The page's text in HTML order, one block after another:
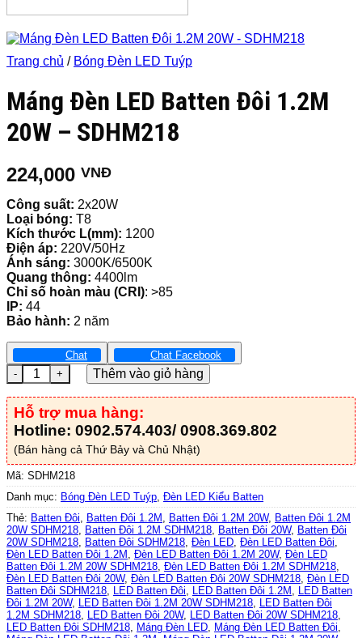
Trang chủ / Bóng Đèn LED Tuýp
Máng Đèn LED Batten Đôi 1.2M
20W – SDHM218
224,000 VNĐ
Công suất: 2x20W
Loại bóng: T8
Kích thước L(mm): 1200
Điện áp: 220V/50Hz
Ánh sáng: 3000K/6500K
Quang thông: 4400lm
Chỉ số hoàn màu (CRI): >85
IP: 44
Bảo hành: 2 năm
Chat Chat Facebook
Máng Đèn LED Batten Đôi 1.2M 20W - SDHM218 số lượng
Thêm vào giỏ hàng
Hỗ trợ mua hàng:
Hotline: 0902.574.403/ 0908.369.802
(Bán hàng cả Thứ Bảy và Chủ Nhật)
Mã: SDHM218
Danh mục: Bóng Đèn LED Tuýp Đèn LED Kiểu Batten
Thẻ: Batten Đôi Batten Đôi 1.2M Batten Đôi 1.2M 20W, Batten Đôi 1.2M
20W SDHM218
Batten Đôi 1.2M SDHM218 Batten Đôi 20W, Batten Đôi
20W SDHM218
Batten Đôi SDHM218 Đèn LED Đèn LED Batten Đôi
Đèn LED Batten Đôi 1.2M
Đèn LED Batten Đôi 1.2M 20W, Đèn LED
Batten Đôi 1.2M 20W SDHM218 Đèn LED Batten Đôi 1.2M SDHM218
Đèn LED Batten Đôi 20W, Đèn LED Batten Đôi 20W SDHM218 Đèn LED
Batten Đôi SDHM218
LED Batten Đôi LED Batten Đôi 1.2M
LED Batten
Đôi 1.2M 20W, LED Batten Đôi 1.2M 20W SDHM218
LED Batten Đôi
1.2M SDHM218
LED Batten Đôi 20W, LED Batten Đôi 20W SDHM218
LED Batten Đôi SDHM218
Máng Đèn LED Máng Đèn LED Batten Đôi